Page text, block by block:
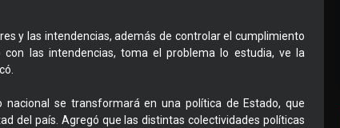
y las intendencias, además de controlar el cumplimiento
con las intendencias, toma el problema lo estudia, ve la
se transformará en una política de Estado, que
del país. Agregó que las distintas colectividades políticas